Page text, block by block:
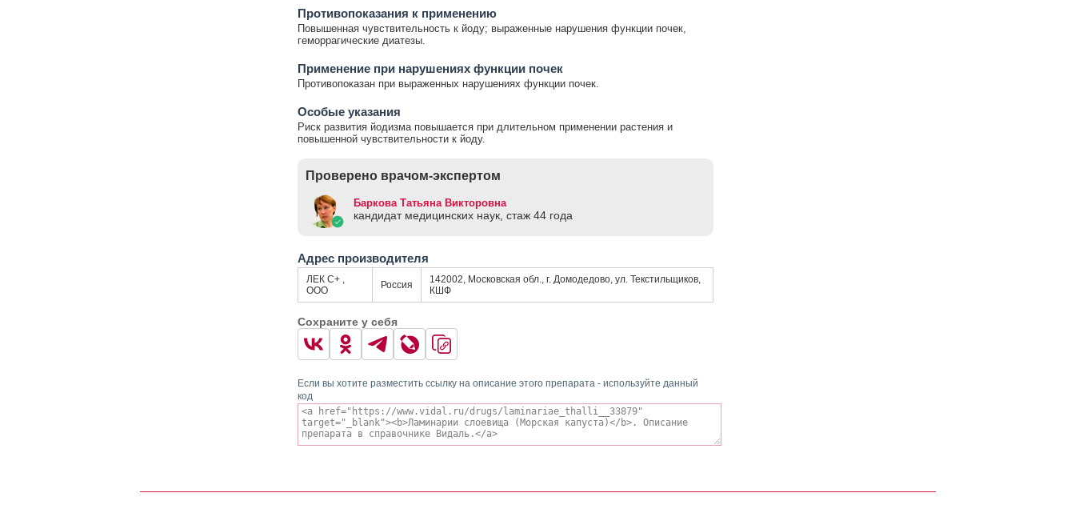
Противопоказания к применению
Повышенная чувствительность к йоду; выраженные нарушения функции почек,
геморрагические диатезы.
Применение при нарушениях функции почек
Противопоказан при выраженных нарушениях функции почек.
Особые указания
Риск развития йодизма повышается при длительном применении растения и
повышенной чувствительности к йоду.
Проверено врачом-экспертом
Баркова Татьяна Викторовна
кандидат медицинских наук, стаж 44 годa
Адрес производителя
ЛЕК С+ ,
ООО
Россия
142002, Московская обл., г. Домодедово, ул. Текстильщиков,
КШФ
Сохраните у себя
Если вы хотите разместить ссылку на описание этого препарата - используйте данный
код